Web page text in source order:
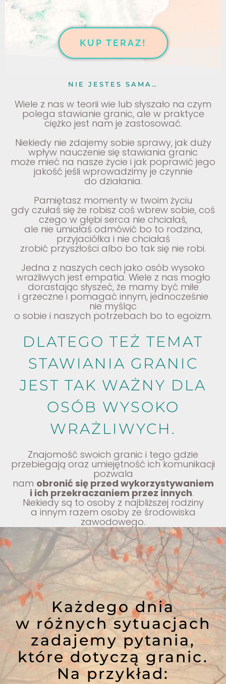
KUP TERAZ!
NIE JESTES SAMA…
Wiele z nas w teorii wie lub słyszało na czym
polega stawianie granic, ale w praktyce
ciężko jest nam je zastosować.
Niekiedy nie zdajemy sobie sprawy, jak duży
wpływ nauczenie się stawiania granic
może mieć na nasze życie i jak poprawić jego
jakość jeśli wprowadzimy je czynnie
do działania.
Pamiętasz momenty w twoim życiu
gdy czułaś się że robisz coś wbrew sobie, coś
czego w głębi serca nie chciałaś,
ale nie umiałaś odmówić bo to rodzina,
przyjaciółka i nie chciałaś
zrobić przyszłości albo bo tak się nie robi.
Jedna z naszych cech jako osób wysoko
wrażliwych jest empatia. Wiele z nas mogło
dorastając słyszeć, że mamy być miłe
i grzeczne i pomagać innym, jednocześnie
nie myśląc
o sobie i naszych potrzebach bo to egoizm.
DLATEGO TEŻ TEMAT
STAWIANIA GRANIC
JEST TAK WAŻNY DLA
OSÓB WYSOKO
WRAŻLIWYCH.
Znajomość swoich granic i tego gdzie
przebiegają oraz umiejętność ich komunikacji
pozwala
nam obronić się przed wykorzystywaniem
i ich przekraczaniem przez innych.
Niekiedy są to osoby z najbliższej rodziny
a innym razem osoby ze środowiska
zawodowego.
Każdego dnia
w różnych sytuacjach
zadajemy pytania,
które dotyczą granic.
Na przykład: